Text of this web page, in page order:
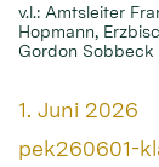
v.l.: Amtsleiter
Hopmann,
Gordon Sobbeck
Datum:
1. Juni 2026
Von:
pek260601-